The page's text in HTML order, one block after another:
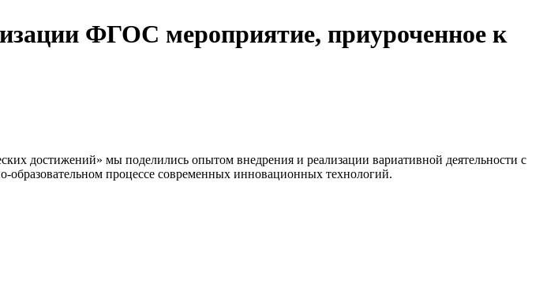
ФГОС мероприятие, приуроченное к
достижений» мы поделились опытом внедрения и реализации вариативной деятельности с
образовательном процессе современных инновационных технологий.